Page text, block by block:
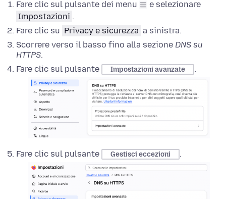
Fare clic sul pulsante dei menu
e selezionare
Impostazioni .
Fare clic su Privacy e sicurezza a sinistra.
Scorrere verso il basso fino alla sezione DNS su
HTTPS.
Fare clic sul pulsante
Impostazioni avanzate .
Fare clic sul pulsante Gestisci eccezioni .